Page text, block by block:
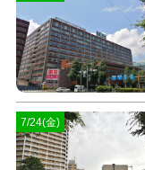
7/24(金)